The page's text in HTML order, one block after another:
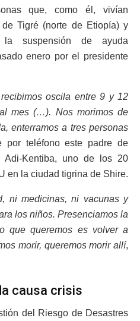
que, como él, vivían
Tigré (norte de Etiopía) y
suspensión de ayuda
enero por el presidente
oscila entre 9 y 12
mes (…). Nos morimos de
enterramos a tres personas
por teléfono este padre de
Kentiba, uno de los 20
en la ciudad tigrina de Shire.
ni medicinas, ni vacunas y
los niños. Presenciamos la
que queremos es volver a
morir, queremos morir allí,
causa crisis
del Riesgo de Desastres